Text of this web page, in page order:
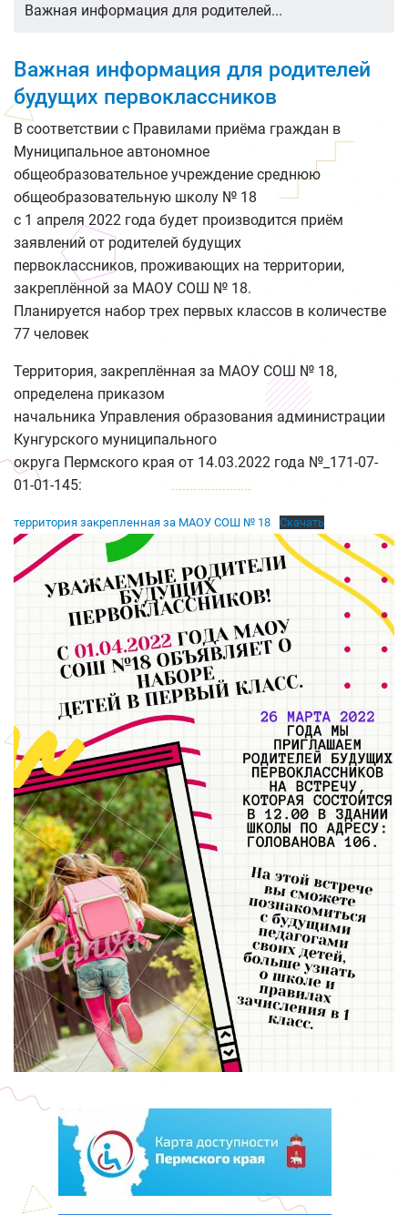
Важная информация для родителей...
Важная информация для родителей
будущих первоклассников
В соответствии с Правилами приёма граждан в
Муниципальное автономное
общеобразовательное учреждение среднюю
общеобразовательную школу № 18
с 1 апреля 2022 года будет производится приём
заявлений от родителей будущих
первоклассников, проживающих на территории,
закреплённой за МАОУ СОШ № 18.
Планируется набор трех первых классов в количестве
77 человек
Территория, закреплённая за МАОУ СОШ № 18,
определена приказом
начальника Управления образования администрации
Кунгурского муниципального
округа Пермского края от 14.03.2022 года №_171-07-
01-01-145:
территория закрепленная за МАОУ СОШ № 18 Скачать